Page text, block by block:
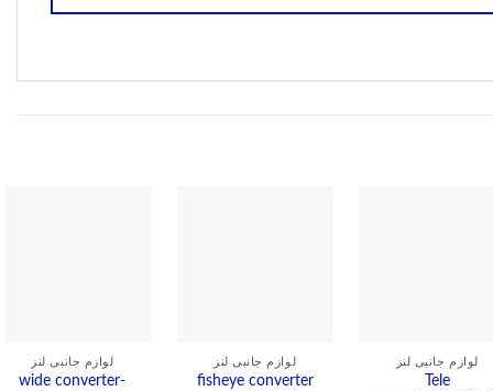
مشاهده
لوازم جانبی لنز
Tele
مشاهده
لوازم جانبی لنز
fisheye converter
مشاهده
لوازم جانبی لنز
wide converter-